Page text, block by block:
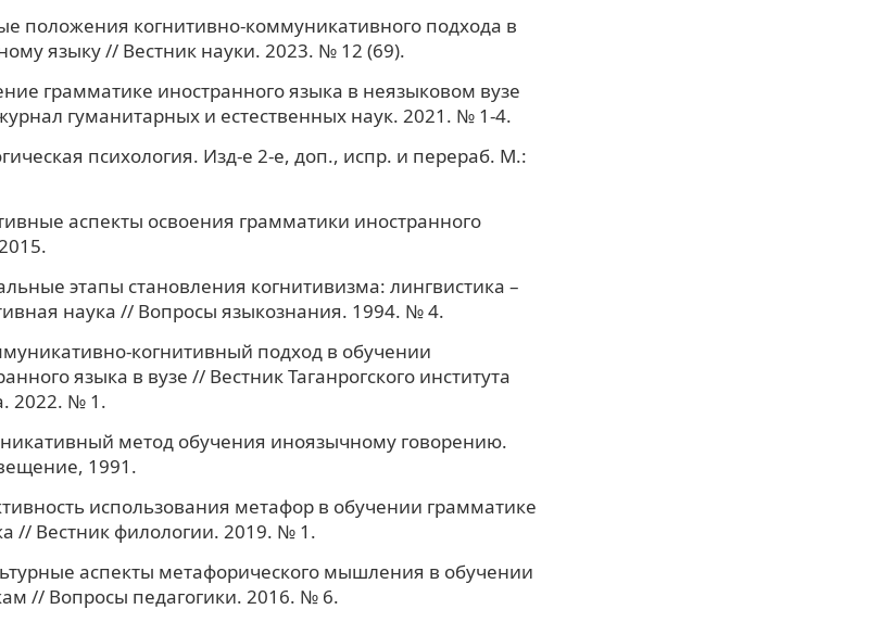
положения когнитивно-коммуникативного подхода в
языку // Вестник науки. 2023. № 12 (69).
грамматике иностранного языка в неязыковом вузе
гуманитарных и естественных наук. 2021. № 1-4.
психология. Изд-е 2-е, доп., испр. и перераб. М.:
аспекты освоения грамматики иностранного
этапы становления когнитивизма: лингвистика –
наука // Вопросы языкознания. 1994. № 4.
когнитивный подход в обучении
языка в вузе // Вестник Таганрогского института
2022. № 1.
метод обучения иноязычному говорению.
1991.
использования метафор в обучении грамматике
// Вестник филологии. 2019. № 1.
аспекты метафорического мышления в обучении
// Вопросы педагогики. 2016. № 6.